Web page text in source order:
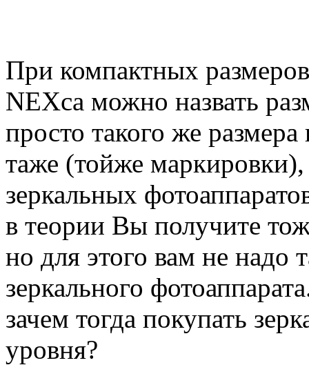
При компактных
NEXса можно назвать
просто такого же
таже (тойже
зеркальных
в теории Вы получите
но для этого вам не надо
зеркального
зачем тогда покупать
уровня?